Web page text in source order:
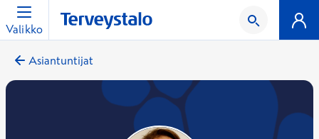
Valikko
Asiantuntijat